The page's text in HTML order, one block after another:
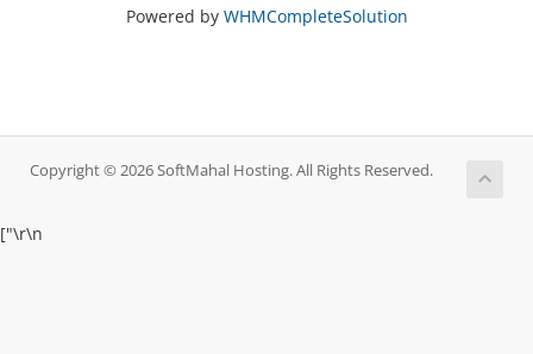
Powered by WHMCompleteSolution
Copyright © 2026 SoftMahal Hosting. All Rights Reserved.
["\r\n